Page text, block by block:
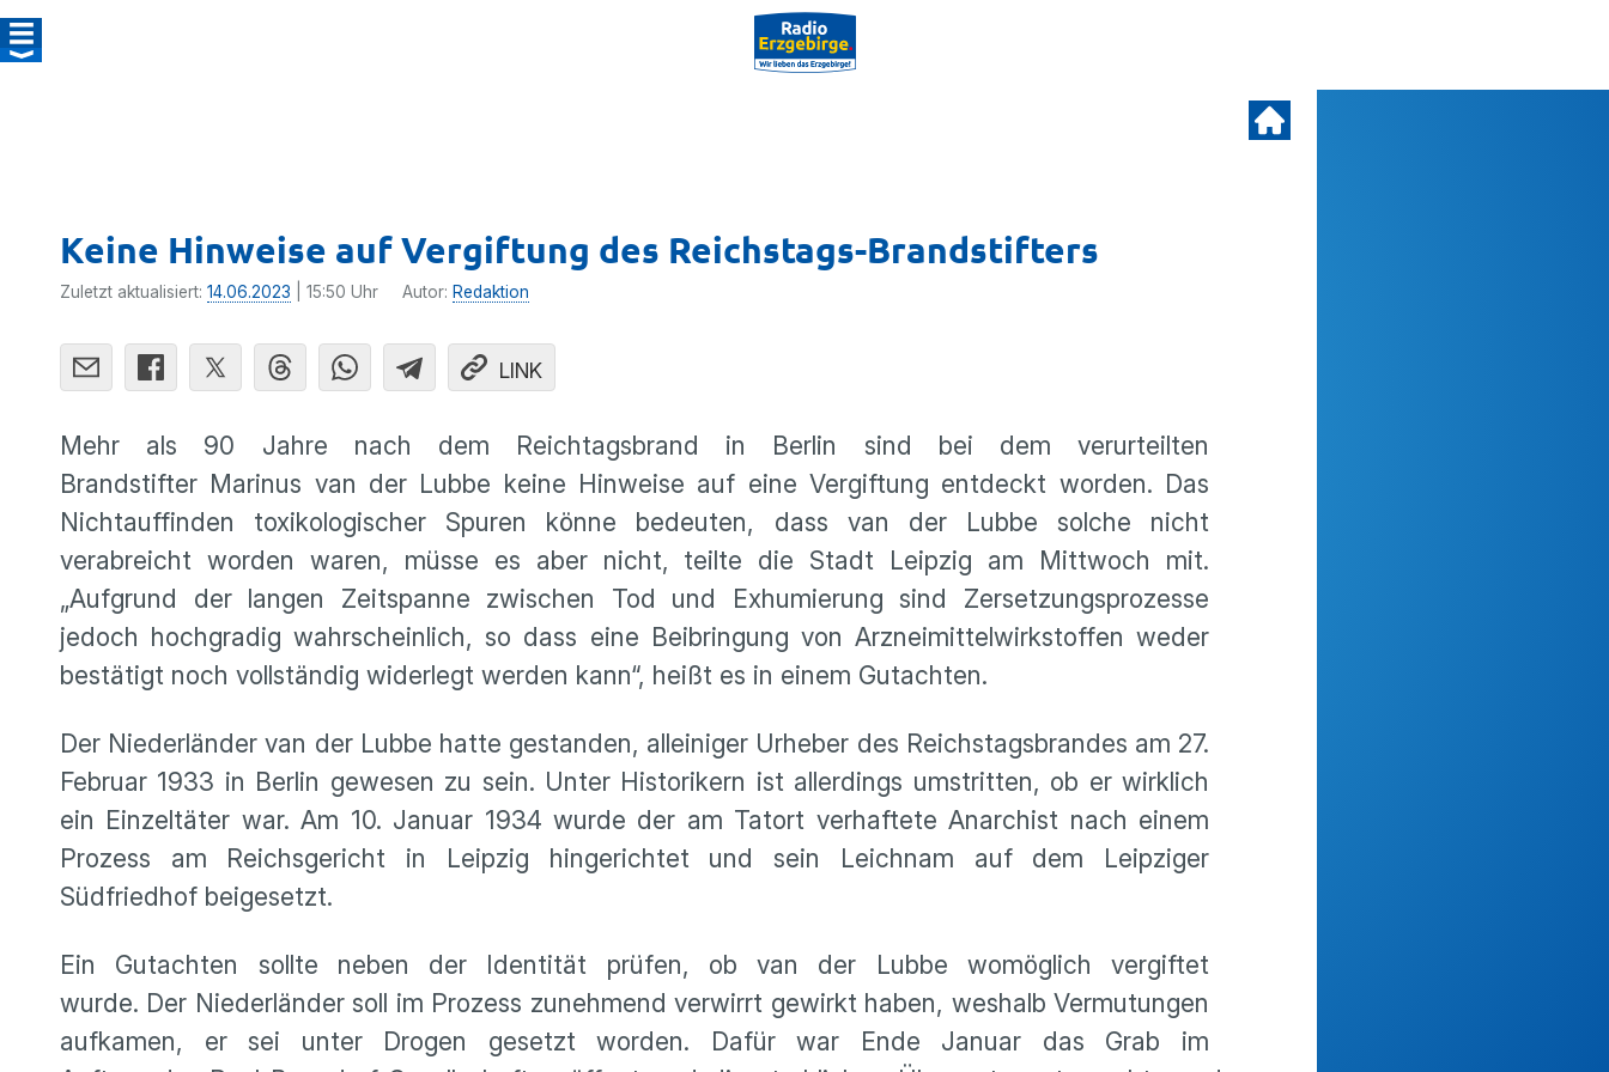
Keine Hinweise auf Vergiftung des Reichstags-Brandstifters
Zuletzt aktualisiert: 14.06.2023 | 15:50 Uhr Autor: Redaktion
LINK
Mehr als 90 Jahre nach dem Reichtagsbrand in Berlin sind bei dem verurteilten
Brandstifter Marinus van der Lubbe keine Hinweise auf eine Vergiftung entdeckt worden. Das
Nichtauffinden toxikologischer Spuren könne bedeuten, dass van der Lubbe solche nicht
verabreicht worden waren, müsse es aber nicht, teilte die Stadt Leipzig am Mittwoch mit.
„Aufgrund der langen Zeitspanne zwischen Tod und Exhumierung sind Zersetzungsprozesse
jedoch hochgradig wahrscheinlich, so dass eine Beibringung von Arzneimittelwirkstoffen weder
bestätigt noch vollständig widerlegt werden kann“, heißt es in einem Gutachten.
Der Niederländer van der Lubbe hatte gestanden, alleiniger Urheber des Reichstagsbrandes am 27.
Februar 1933 in Berlin gewesen zu sein. Unter Historikern ist allerdings umstritten, ob er wirklich
ein Einzeltäter war. Am 10. Januar 1934 wurde der am Tatort verhaftete Anarchist nach einem
Prozess am Reichsgericht in Leipzig hingerichtet und sein Leichnam auf dem Leipziger
Südfriedhof beigesetzt.
Ein Gutachten sollte neben der Identität prüfen, ob van der Lubbe womöglich vergiftet
wurde. Der Niederländer soll im Prozess zunehmend verwirrt gewirkt haben, weshalb Vermutungen
aufkamen, er sei unter Drogen gesetzt worden. Dafür war Ende Januar das Grab im